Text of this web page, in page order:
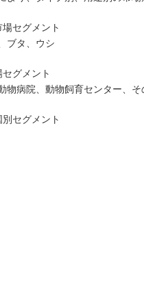
セグメント
ブタ、ウシ
グメント
物病院、動物飼育センター、そ
セグメント